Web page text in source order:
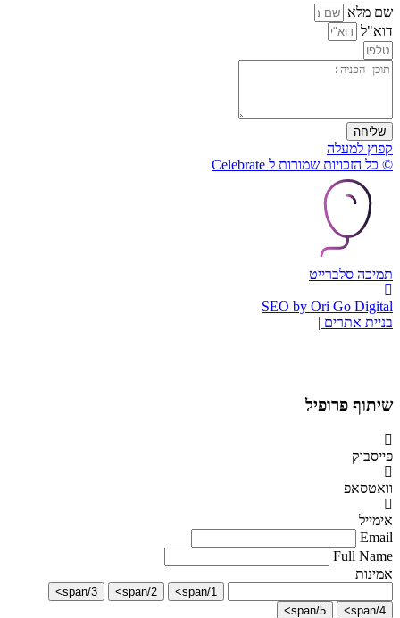
שם מלא
דוא"ל
שליחה
קפוץ למעלה
© כל הזכויות שמורות ל Celebrate
תמיכה סלברייט
SEO by Ori Go Digital
בניית אתרים |
שיתוף פרופיל
פייסבוק
וואטסאפ
אימייל
Email
Full Name
אמינות
1/span>
2/span>
3/span>
4/span>
5/span>